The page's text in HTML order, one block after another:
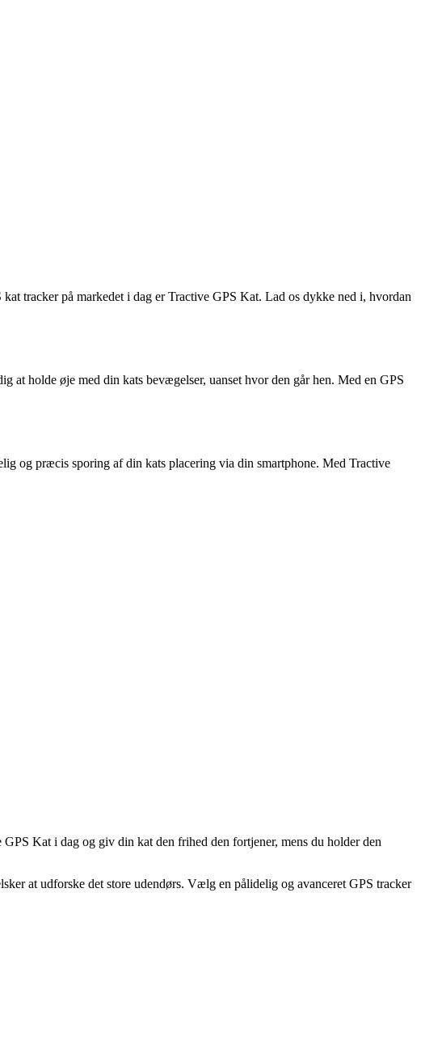
tracker på markedet i dag er Tractive GPS Kat. Lad os dykke ned i, hvordan
at holde øje med din kats bevægelser, uanset hvor den går hen. Med en GPS
og præcis sporing af din kats placering via din smartphone. Med Tractive
Kat i dag og giv din kat den frihed den fortjener, mens du holder den
at udforske det store udendørs. Vælg en pålidelig og avanceret GPS tracker